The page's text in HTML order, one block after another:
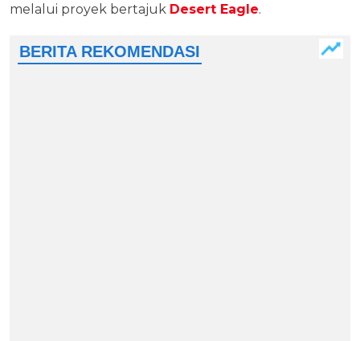
melalui proyek bertajuk Desert Eagle.